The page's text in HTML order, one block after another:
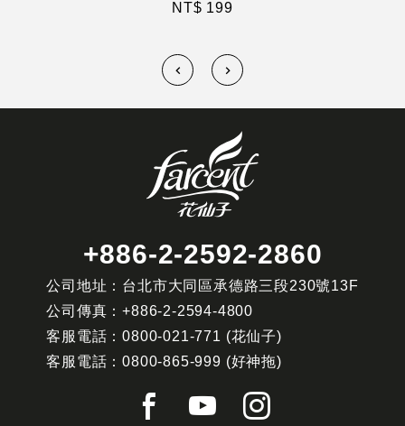
NT$ 199
+886-2-2592-2860
公司地址：台北市大同區承德路三段230號13F
公司傳真：+886-2-2594-4800
客服電話：0800-021-771 (花仙子)
客服電話：0800-865-999 (好神拖)